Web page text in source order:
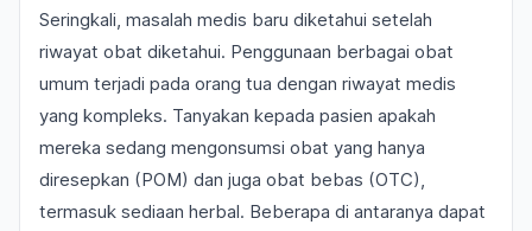
Seringkali, masalah medis baru diketahui setelah
riwayat obat diketahui. Penggunaan berbagai obat
umum terjadi pada orang tua dengan riwayat medis
yang kompleks. Tanyakan kepada pasien apakah
mereka sedang mengonsumsi obat yang hanya
diresepkan (POM) dan juga obat bebas (OTC),
termasuk sediaan herbal. Beberapa di antaranya dapat